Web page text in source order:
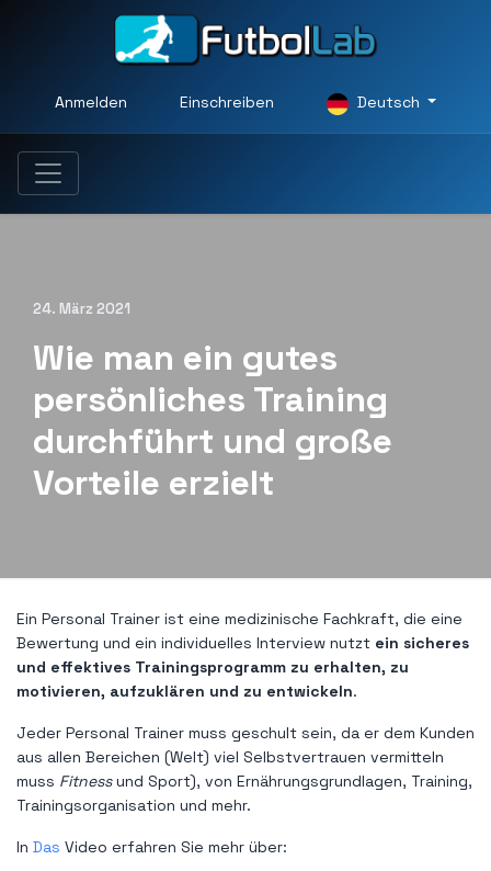
Anmelden Einschreiben Deutsch
24. März 2021
Wie man ein gutes
persönliches Training
durchführt und große
Vorteile erzielt
Ein Personal Trainer ist eine medizinische Fachkraft, die eine
Bewertung und ein individuelles Interview nutzt ein sicheres
und effektives Trainingsprogramm zu erhalten, zu
motivieren, aufzuklären und zu entwickeln.
Jeder Personal Trainer muss geschult sein, da er dem Kunden
aus allen Bereichen (Welt) viel Selbstvertrauen vermitteln
muss Fitnessund Sport), von Ernährungsgrundlagen, Training,
Trainingsorganisation und mehr.
In Das Video erfahren Sie mehr über: